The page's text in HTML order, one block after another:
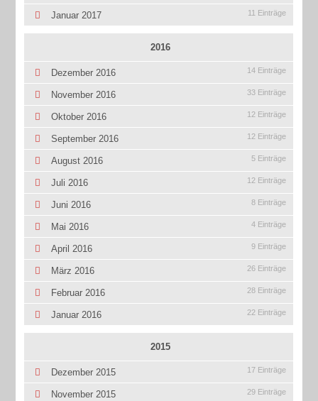
Januar 2017 11 Einträge
2016
Dezember 2016 14 Einträge
November 2016 33 Einträge
Oktober 2016 12 Einträge
September 2016 12 Einträge
August 2016 5 Einträge
Juli 2016 12 Einträge
Juni 2016 8 Einträge
Mai 2016 4 Einträge
April 2016 9 Einträge
März 2016 26 Einträge
Februar 2016 28 Einträge
Januar 2016 22 Einträge
2015
Dezember 2015 17 Einträge
November 2015 29 Einträge